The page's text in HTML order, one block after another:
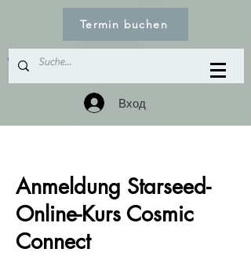
Termin buchen
© Copyright
Вход
Anmeldung Starseed-
Online-Kurs Cosmic
Connect